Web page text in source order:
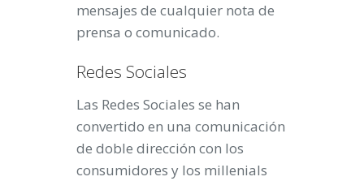
mensajes de cualquier nota de
prensa o comunicado.
Redes Sociales
Las Redes Sociales se han
convertido en una comunicación
de doble dirección con los
consumidores y los millenials